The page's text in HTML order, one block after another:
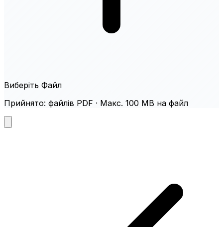
Виберіть Файл
Прийнято: файлів PDF · Макс. 100 MB на файл